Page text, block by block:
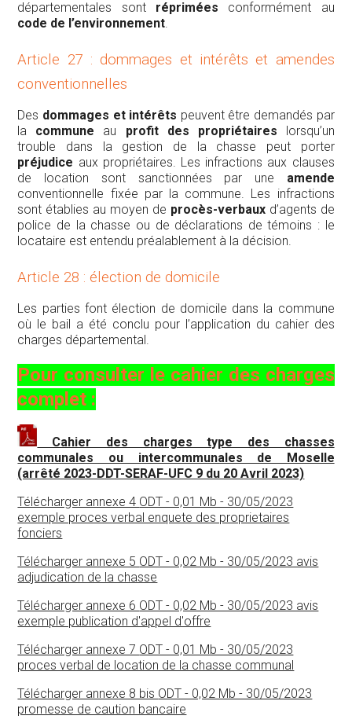
départementales sont réprimées conformément au
code de l’environnement.
Article 27 : dommages et intérêts et amendes
conventionnelles
Des dommages et intérêts peuvent être demandés par
la commune au profit des propriétaires lorsqu’un
trouble dans la gestion de la chasse peut porter
préjudice aux propriétaires. Les infractions aux clauses
de location sont sanctionnées par une amende
conventionnelle fixée par la commune. Les infractions
sont établies au moyen de procès-verbauxd’agents de
police de la chasse ou de déclarations de témoins : le
locataire est entendu préalablement à la décision.
Article 28 : élection de domicile
Les parties font élection de domicile dans la commune
où le bail a été conclu pour l’application du cahier des
charges départemental.
Pour consulter le cahier des charges
complet :
Cahier des charges type des chasses
communales ou intercommunales de Moselle
(arrêté 2023-DDT-SERAF-UFC 9 du 20 Avril 2023)
Télécharger annexe 4 ODT - 0,01 Mb - 30/05/2023
exemple proces verbal enquete des proprietaires
fonciers
Télécharger annexe 5 ODT - 0,02 Mb - 30/05/2023 avis
adjudication de la chasse
Télécharger annexe 6 ODT - 0,02 Mb - 30/05/2023 avis
exemple publication d'appel d'offre
Télécharger annexe 7 ODT - 0,01 Mb - 30/05/2023
proces verbal de location de la chasse communal
Télécharger annexe 8 bis ODT - 0,02 Mb - 30/05/2023
promesse de caution bancaire